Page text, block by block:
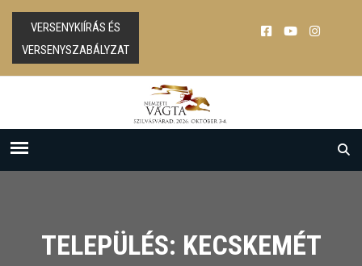
VERSENYKIÍRÁS ÉS
VERSENYSZABÁLYZAT
TELEPÜLÉS: KECSKEMÉT